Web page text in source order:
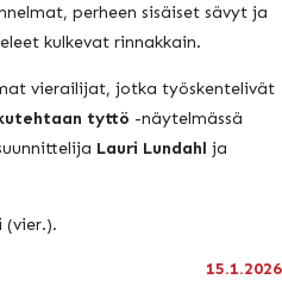
perheen sisäiset sävyt ja
kulkevat rinnakkain.
vierailijat, jotka työskentelivät
tyttö -näytelmässä
Lauri Lundahl ja
(vier.).
15.1.2026